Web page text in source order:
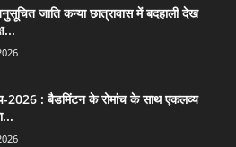
जाति कन्या छात्रावास में बदहाली देख
2026 : बैडमिंटन के रोमांच के साथ एकलव्य